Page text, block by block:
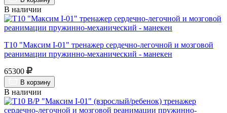
В наличии
Т10 "Максим I-01" тренажер сердечно-легочной и мозговой
реанимации пружинно-механический - манекен
65300
В корзину
В наличии